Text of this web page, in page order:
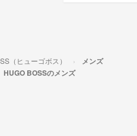
（ヒューゴボス） メンズ
HUGO BOSSのメンズ